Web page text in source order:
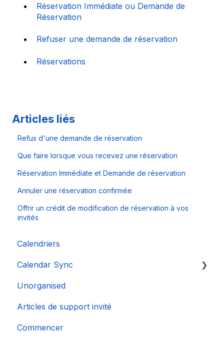
Réservation Immédiate ou Demande de
Réservation
Refuser une demande de réservation
Réservations
Articles liés
Refus d'une demande de réservation
Que faire lorsque vous recevez une réservation
Réservation Immédiate et Demande de réservation
Annuler une réservation confirmée
Offrir un crédit de modification de réservation à vos
invités
Calendriers
Calendar Sync
Importation de calendriers populaires
Unorganised
Articles de support invité
Commencer